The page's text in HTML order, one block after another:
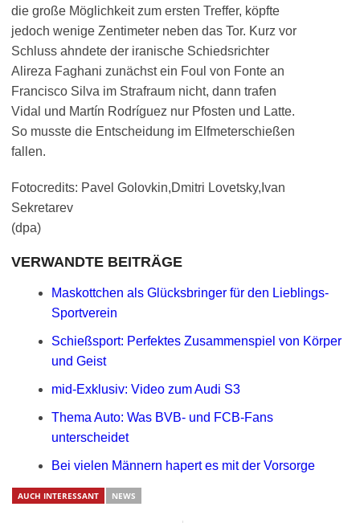
die große Möglichkeit zum ersten Treffer, köpfte
jedoch wenige Zentimeter neben das Tor. Kurz vor
Schluss ahndete der iranische Schiedsrichter
Alireza Faghani zunächst ein Foul von Fonte an
Francisco Silva im Strafraum nicht, dann trafen
Vidal und Martín Rodríguez nur Pfosten und Latte.
So musste die Entscheidung im Elfmeterschießen
fallen.
Fotocredits: Pavel Golovkin,Dmitri Lovetsky,Ivan
Sekretarev
(dpa)
VERWANDTE BEITRÄGE
Maskottchen als Glücksbringer für den Lieblings-
Sportverein
Schießsport: Perfektes Zusammenspiel von Körper
und Geist
mid-Exklusiv: Video zum Audi S3
Thema Auto: Was BVB- und FCB-Fans
unterscheidet
Bei vielen Männern hapert es mit der Vorsorge
AUCH INTERESSANT NEWS